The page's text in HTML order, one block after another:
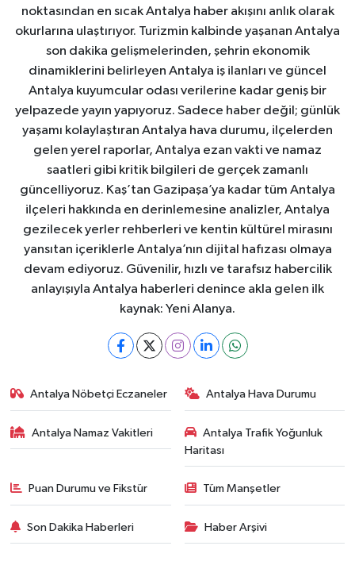
noktasından en sıcak Antalya haber akışını anlık olarak
okurlarına ulaştırıyor. Turizmin kalbinde yaşanan Antalya
son dakika gelişmelerinden, şehrin ekonomik
dinamiklerini belirleyen Antalya iş ilanları ve güncel
Antalya kuyumcular odası verilerine kadar geniş bir
yelpazede yayın yapıyoruz. Sadece haber değil; günlük
yaşamı kolaylaştıran Antalya hava durumu, ilçelerden
gelen yerel raporlar, Antalya ezan vakti ve namaz
saatleri gibi kritik bilgileri de gerçek zamanlı
güncelliyoruz. Kaş’tan Gazipaşa’ya kadar tüm Antalya
ilçeleri hakkında en derinlemesine analizler, Antalya
gezilecek yerler rehberleri ve kentin kültürel mirasını
yansıtan içeriklerle Antalya’nın dijital hafızası olmaya
devam ediyoruz. Güvenilir, hızlı ve tarafsız habercilik
anlayışıyla Antalya haberleri denince akla gelen ilk
kaynak: Yeni Alanya.
Antalya Nöbetçi Eczaneler Antalya Hava Durumu
Antalya Namaz Vakitleri
Antalya Trafik Yoğunluk
Haritası
Puan Durumu ve Fikstür Tüm Manşetler
Son Dakika Haberleri Haber Arşivi